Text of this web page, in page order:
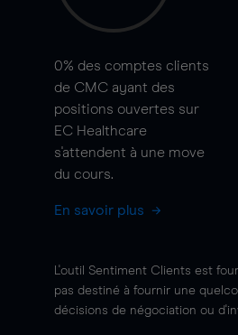
0% des comptes clients
de CMC ayant des
positions ouvertes sur
EC Healthcare
s'attendent à une move
du cours.
En savoir plus
L'outil Sentiment Clients est
pas destiné à fournir une
décisions de négociation ou